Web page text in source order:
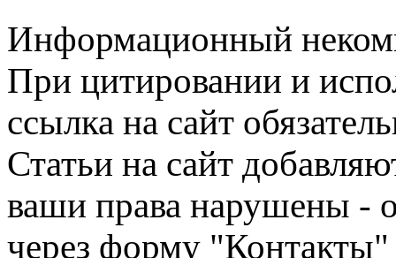
Информационный
При цитировании и
ссылка на сайт
Статьи на сайт
ваши права нарушены -
через форму "Контакты"